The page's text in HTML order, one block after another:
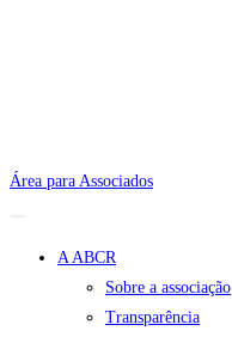
Área para Associados
A ABCR
Sobre a associação
Transparência